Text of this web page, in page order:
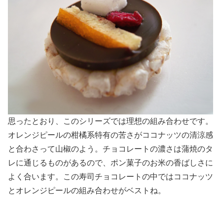
思ったとおり、このシリーズでは理想の組み合わせです。
オレンジピールの柑橘系特有の苦さがココナッツの清涼感
と合わさって山椒のよう。チョコレートの濃さは蒲焼のタ
レに通じるものがあるので、ポン菓子のお米の香ばしさに
よく合います。この寿司チョコレートの中ではココナッツ
とオレンジピールの組み合わせがベストね。